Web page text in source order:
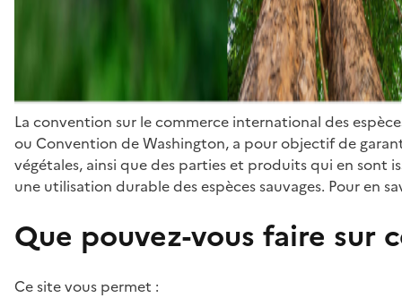
La convention sur le commerce international des
ou Convention de Washington, a pour objectif de
végétales, ainsi que des parties et produits qui en sont
une utilisation durable des espèces sauvages. Pour en
Que pouvez-vous faire sur
Ce site vous permet :